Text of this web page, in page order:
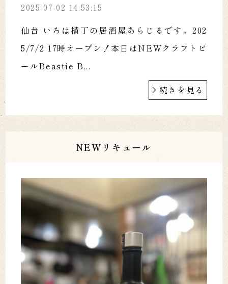
2025-07-02 14:53:15
仙台 いろは横丁の居酒屋あらじるです。202
5/7/2 17時オープン！本日はNEWクラフトビ
ールBeastie B...
続きを見る
NEWリキュール